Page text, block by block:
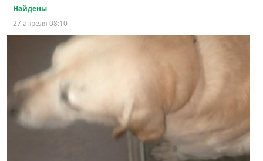
Найдены
27 апреля 08:10